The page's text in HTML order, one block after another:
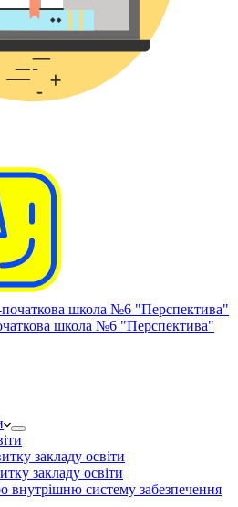
школа №6 "Перспектива"
закладу освіти
закладу освіти
внутрішню систему забезпечення